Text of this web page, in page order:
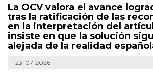
La OCV valora el avance
tras la ratificación de las
en la interpretación del
insiste en que la solución
alejada de la realidad
23-07-2026